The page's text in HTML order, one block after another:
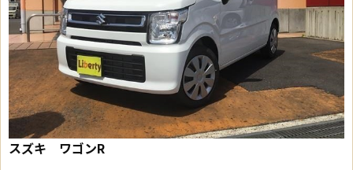
スズキ ワゴンR